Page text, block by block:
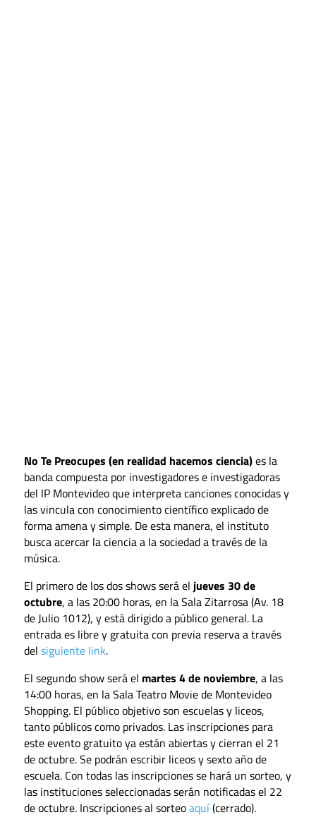
No Te Preocupes (en realidad hacemos ciencia)es la
banda compuesta por investigadores e investigadoras
del IP Montevideo que interpreta canciones conocidas y
las vincula con conocimiento científico explicado de
forma amena y simple. De esta manera, el instituto
busca acercar la ciencia a la sociedad a través de la
música.
El primero de los dos shows será el jueves 30 de
octubre, a las 20:00 horas, en la Sala Zitarrosa (Av. 18
de Julio 1012), y está dirigido a público general. La
entrada es libre y gratuita con previa reserva a través
del siguiente link.
El segundo show será el martes 4 de noviembre, a las
14:00 horas, en la Sala Teatro Movie de Montevideo
Shopping. El público objetivo son escuelas y liceos,
tanto públicos como privados. Las inscripciones para
este evento gratuito ya están abiertas y cierran el 21
de octubre. Se podrán escribir liceos y sexto año de
escuela. Con todas las inscripciones se hará un sorteo, y
las instituciones seleccionadas serán notificadas el 22
de octubre. Inscripciones al sorteoaquí(cerrado).